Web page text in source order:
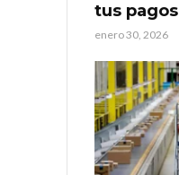
tus pagos
enero 30, 2026